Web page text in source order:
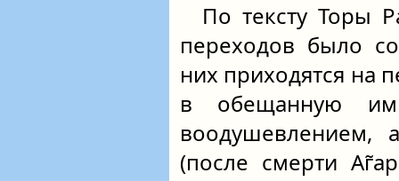
По тексту Торы
переходов было
них приходятся на
в обещанную
воодушевлением,
(после смерти